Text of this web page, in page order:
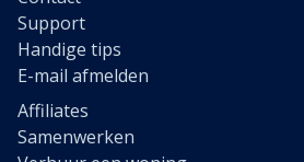
Support
Handige tips
E-mail afmelden
Affiliates
Samenwerken